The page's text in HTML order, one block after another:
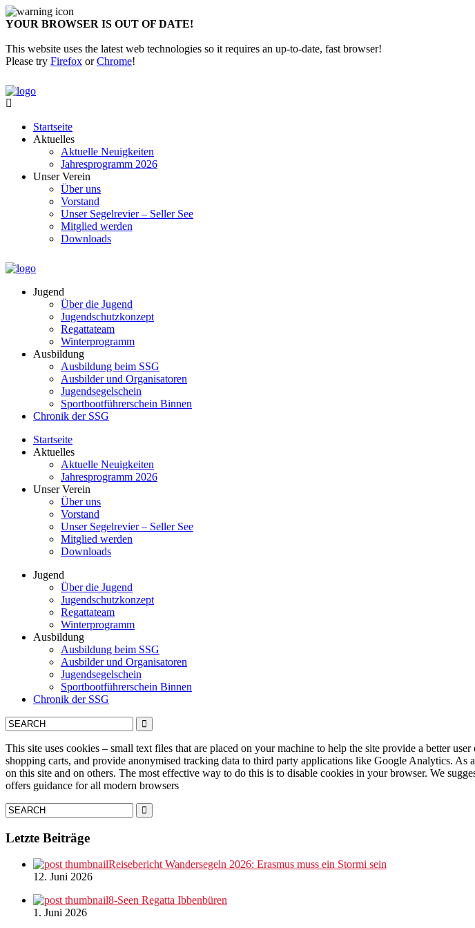
YOUR BROWSER IS OUT OF DATE!
This website uses the latest web technologies so it requires an up-to-date, fast browser!
Please try Firefox orChrome!
Startseite
Aktuelles
Aktuelle Neuigkeiten
Jahresprogramm 2026
Unser Verein
Über uns
Vorstand
Unser Segelrevier – Seller See
Mitglied werden
Downloads
Jugend
Über die Jugend
Jugendschutzkonzept
Regattateam
Winterprogramm
Ausbildung
Ausbildung beim SSG
Ausbilder und Organisatoren
Jugendsegelschein
Sportbootführerschein Binnen
Chronik der SSG
Startseite
Aktuelles
Aktuelle Neuigkeiten
Jahresprogramm 2026
Unser Verein
Über uns
Vorstand
Unser Segelrevier – Seller See
Mitglied werden
Downloads
Jugend
Über die Jugend
Jugendschutzkonzept
Regattateam
Winterprogramm
Ausbildung
Ausbildung beim SSG
Ausbilder und Organisatoren
Jugendsegelschein
Sportbootführerschein Binnen
Chronik der SSG
This site uses cookies – small text files that are placed on your machine to help the site provide a better
shopping carts, and provide anonymised tracking data to third party applications like Google Analytics.
on this site and on others. The most effective way to do this is to disable cookies in your browser. We
offers guidance for all modern browsers
Letzte Beiträge
Reisebericht Wandersegeln 2026: Erasmus muss ein Stormi sein
12. Juni 2026
8-Seen Regatta Ibbenbüren
1. Juni 2026